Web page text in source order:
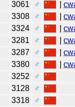
3061 ♂ |
3308 ♂ |
3324 ♂ |
3281 ♂ |
3287 ♂ |
3380 ♂ |
3252
♂
3128
♂
3318
♂